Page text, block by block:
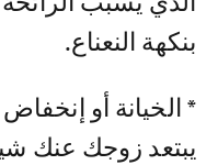
بنكهة النعناع.
* الخيانة أو
يبتعد زوجك عنك